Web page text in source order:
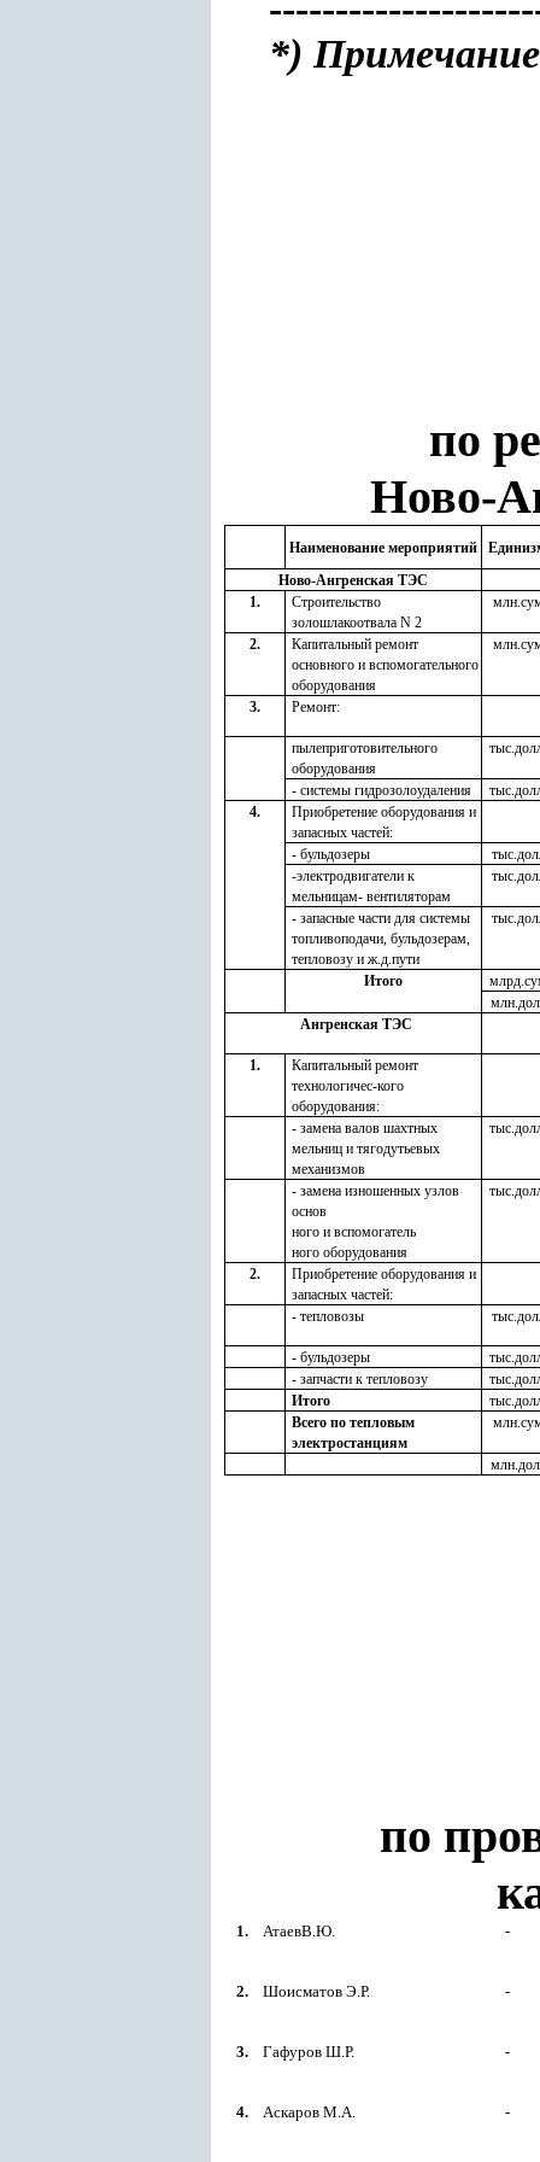
*)
по
Ново-
Наименование мероприятий
Ново-Ангренская ТЭС
1.
Строительство
золошлакоотвала N 2
2.
Капитальный ремонт
основного и вспомогательного
оборудования
3. Ремонт:
пылеприготовительного
оборудования
- системы гидрозолоудаления
4.
Приобретение оборудования и
запасных частей:
- бульдозеры
-электродвигатели к
мельницам- вентиляторам
- запасные части для системы
топливоподачи, бульдозерам,
тепловозу и ж.д.пути
Итого
Ангренская ТЭС
1.
Капитальный ремонт
технологичес-кого
оборудования:
- замена валов шахтных
мельниц и тягодутьевых
механизмов
- замена изношенных узлов
основ
ного и вспомогатель
ного оборудования
2.
Приобретение оборудования и
запасных частей:
- тепловозы
- бульдозеры
- запчасти к тепловозу
Итого
Всего по тепловым
электростанциям
по
1. АтаевВ.Ю. -
2. Шоисматов Э.Р. -
3. Гафуров Ш.Р. -
4. Аскаров М.А. -